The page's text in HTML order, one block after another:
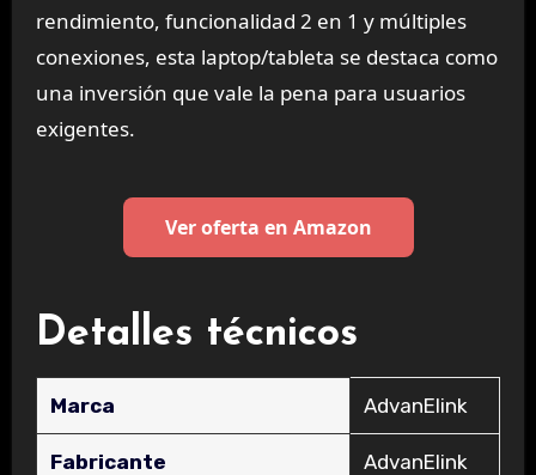
rendimiento, funcionalidad 2 en 1 y múltiples
conexiones, esta laptop/tableta se destaca como
una inversión que vale la pena para usuarios
exigentes.
Ver oferta en Amazon
Detalles técnicos
Marca ‎AdvanElink
Fabricante ‎AdvanElink